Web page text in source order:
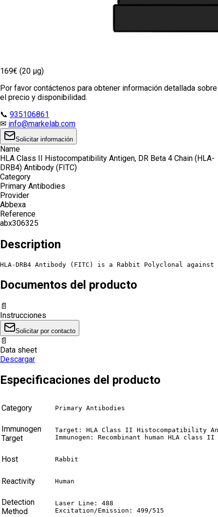
169€ (20 µg)
Por favor contáctenos para obtener información detallada sobre
el precio y disponibilidad.
📞 935106861
✉ info@markelab.com
Solicitar información
Name
HLA Class II Histocompatibility Antigen, DR Beta 4 Chain (HLA-
DRB4) Antibody (FITC)
Category
Primary Antibodies
Provider
Abbexa
Reference
abx306325
Description
HLA-DRB4 Antibody (FITC) is a Rabbit Polyclonal against
Documentos del producto
📄
Instrucciones
Solicitar por contacto
📄
Data sheet
Descargar
Especificaciones del producto
Category Primary Antibodies
Immunogen
Target
Target: HLA Class II Histocompatibility
Immunogen: Recombinant human HLA
Host Rabbit
Reactivity Human
Detection
Method
Laser Line: 488
Excitation/Emission: 499/515